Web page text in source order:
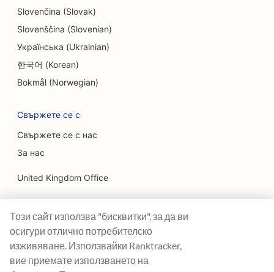
SEO за ендодонтите
SEO за развлечения и отдих
EO за етнически ресторанти
SEO за семейни ресторанти
SEO за финансови плановици
SEO оптимизация за цветари
SEO за ресторанти с изискана кухня
Slovenčina (Slovak)
Slovenščina (Slovenian)
Українська (Ukrainian)
한국어 (Korean)
Bokmål (Norwegian)
Свържете се с
Свържете се с нас
За нас
United Kingdom Office
Ranktracker Ltd
144A Clerkenwell Rd
London, EC1R 5DF
Company No: 08820809
Този сайт използва "бисквитки", за да ви
осигури отлично потребителско
изживяване. Използвайки Ranktracker,
вие приемате използването на